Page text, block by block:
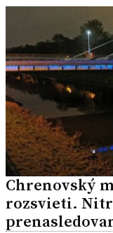
Chrenovský
rozsvieti.